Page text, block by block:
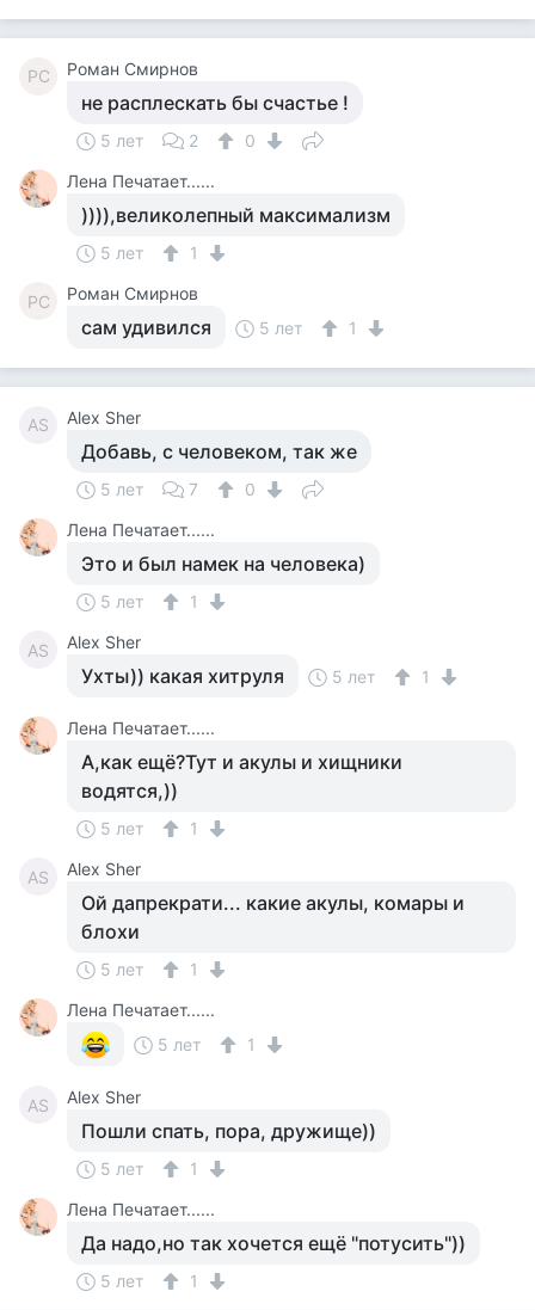
РС Роман Смирнов
не расплескать бы счастье !
5 лет 2
0
Лена Печатает......
)))),великолепный максимализм
5 лет 1
РС Роман Смирнов
сам удивился 5 лет 1
AS Alex Sher
Добавь, с человеком, так же
5 лет 7
0
Лена Печатает......
Это и был намек на человека)
5 лет 1
AS Alex Sher
Ухты)) какая хитруля 5 лет 1
Лена Печатает......
А,как ещё?Тут и акулы и хищники
водятся,))
5 лет 1
AS Alex Sher
Ой дапрекрати... какие акулы, комары и
блохи
5 лет
1
Лена Печатает......
5 лет
1
AS Alex Sher
Пошли спать, пора, дружище))
5 лет
1
Лена Печатает......
Да надо,но так хочется ещё "потусить"))
5 лет 1